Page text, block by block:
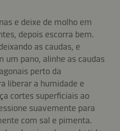
e deixe de molho em
depois escorra bem.
as caudas, e
um pano, alinhe as caudas
perto da
liberar a humidade e
cortes superficiais ao
suavemente para
com sal e pimenta.